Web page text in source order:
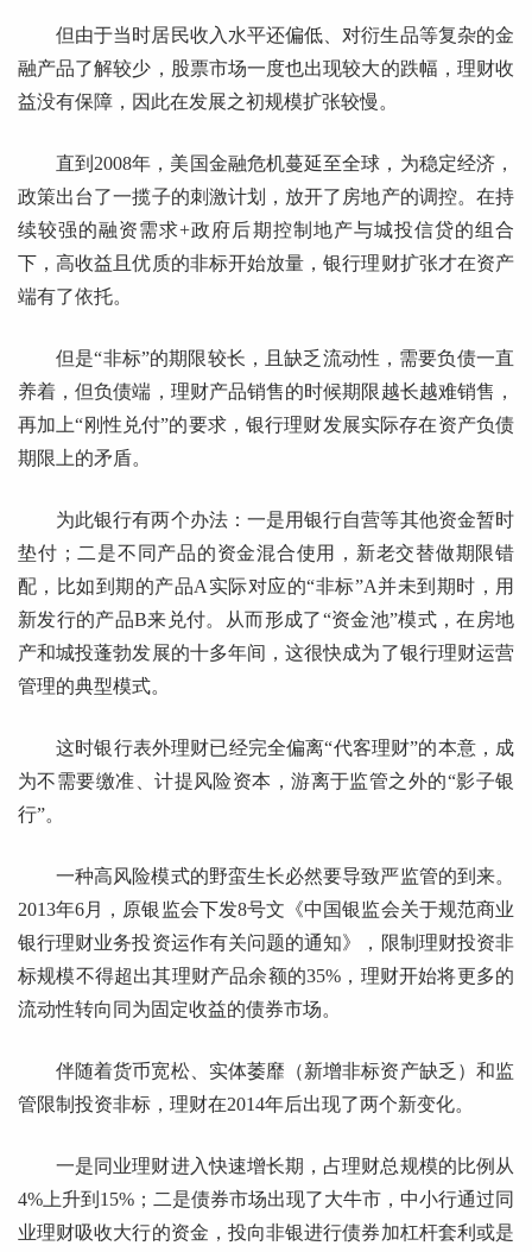
但由于当时居民收入水平还偏低、对衍生品等复杂的金
融产品了解较少，股票市场一度也出现较大的跌幅，理财收
益没有保障，因此在发展之初规模扩张较慢。
直到2008年，美国金融危机蔓延至全球，为稳定经济，
政策出台了一揽子的刺激计划，放开了房地产的调控。在持
续较强的融资需求+政府后期控制地产与城投信贷的组合
下，高收益且优质的非标开始放量，银行理财扩张才在资产
端有了依托。
但是“非标”的期限较长，且缺乏流动性，需要负债一直
养着，但负债端，理财产品销售的时候期限越长越难销售，
再加上“刚性兑付”的要求，银行理财发展实际存在资产负债
期限上的矛盾。
为此银行有两个办法：一是用银行自营等其他资金暂时
垫付；二是不同产品的资金混合使用，新老交替做期限错
配，比如到期的产品A实际对应的“非标”A并未到期时，用
新发行的产品B来兑付。从而形成了“资金池”模式，在房地
产和城投蓬勃发展的十多年间，这很快成为了银行理财运营
管理的典型模式。
这时银行表外理财已经完全偏离“代客理财”的本意，成
为不需要缴准、计提风险资本，游离于监管之外的“影子银
行”。
一种高风险模式的野蛮生长必然要导致严监管的到来。
2013年6月，原银监会下发8号文《中国银监会关于规范商业
银行理财业务投资运作有关问题的通知》，限制理财投资非
标规模不得超出其理财产品余额的35%，理财开始将更多的
流动性转向同为固定收益的债券市场。
伴随着货币宽松、实体萎靡（新增非标资产缺乏）和监
管限制投资非标，理财在2014年后出现了两个新变化。
一是同业理财进入快速增长期，占理财总规模的比例从
4%上升到15%；二是债券市场出现了大牛市，中小行通过同
业理财吸收大行的资金，投向非银进行债券加杠杆套利或是